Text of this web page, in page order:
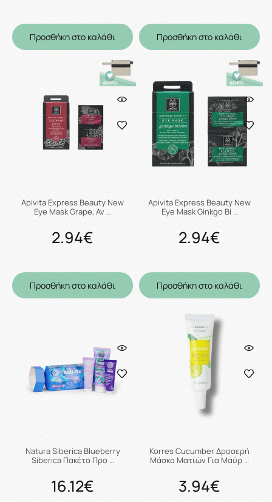
Προσθήκη στο καλάθι Προσθήκη στο καλάθι
Apivita Express Beauty New
Eye Mask Grape, Αν …
2.94€
Προσθήκη στο καλάθι
Apivita Express Beauty New
Eye Mask Ginkgo Bi …
2.94€
Προσθήκη στο καλάθι
Natura Siberica Blueberry
Siberica Πακέτο Προ …
16.12€
Korres Cucumber Δροσερή
Μάσκα Ματιών Για Μαύρ …
3.94€